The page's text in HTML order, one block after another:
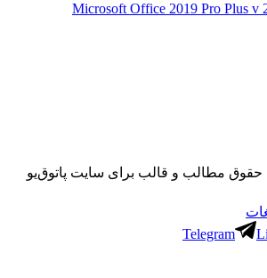
حقوق مطالب و قالب برای سایت پاتوق‌یو
Telegram